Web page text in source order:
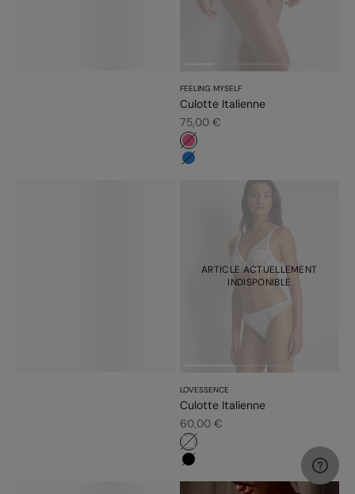
FEELING MYSELF
Culotte Italienne
Prix de vente
75,00 €
#f5689a
#3483d7
ARTICLE ACTUELLEMENT
INDISPONIBLE
LOVESSENCE
Culotte Italienne
Prix de vente
60,00 €
#ffffff
#000000